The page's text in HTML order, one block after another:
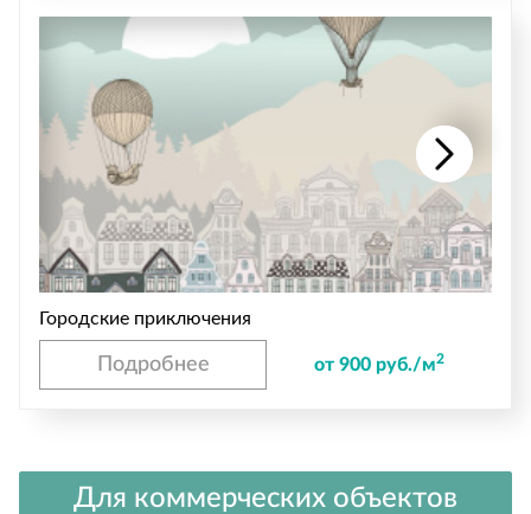
Городские приключения
Подробнее от 900 руб./м2
Для коммерческих объектов